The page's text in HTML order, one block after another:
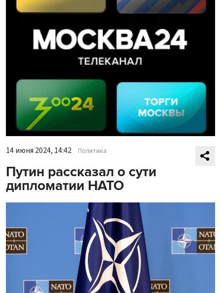
14 июня 2024, 14:42 Политика
Путин рассказал о сути
дипломатии НАТО